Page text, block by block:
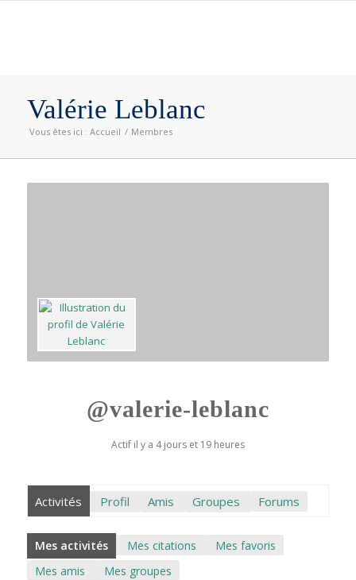
Valérie Leblanc
Vous êtes ici : Accueil / Membres
@valerie-leblanc
Actif il y a 4 jours et 19 heures
Activités Profil Amis Groupes Forums
Mes activités Mes citations
Mes favoris
Mes amis
Mes groupes